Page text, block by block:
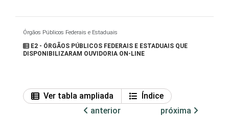
Órgãos Públicos Federais e Estaduais
E2 - ÓRGÃOS PÚBLICOS FEDERAIS E ESTADUAIS QUE
DISPONIBILIZARAM OUVIDORIA ON-LINE
Ver tabla ampliada
Índice
anterior
próxima